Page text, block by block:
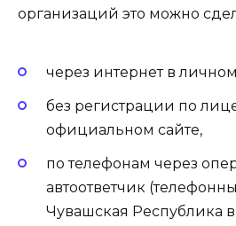
организаций это можно
через интернет в
без регистрации по
официальном сайте,
по телефонам через
автоответчик
Чувашская Республика